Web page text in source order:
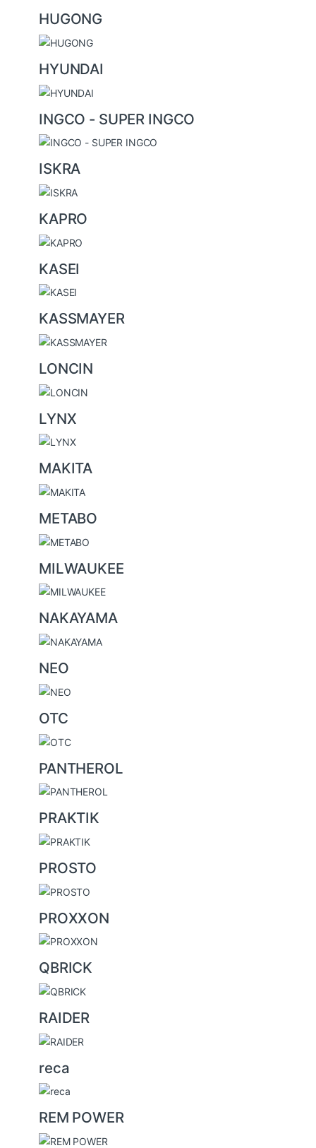
HUGONG
HYUNDAI
INGCO - SUPER INGCO
ISKRA
KAPRO
KASEI
KASSMAYER
LONCIN
LYNX
MAKITA
METABO
MILWAUKEE
NAKAYAMA
NEO
OTC
PANTHEROL
PRAKTIK
PROSTO
PROXXON
QBRICK
RAIDER
reca
REM POWER